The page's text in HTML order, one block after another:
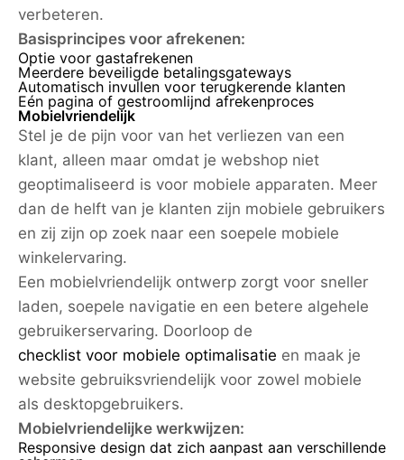
verbeteren.
Basisprincipes voor afrekenen:
Optie voor gastafrekenen
Meerdere beveiligde betalingsgateways
Automatisch invullen voor terugkerende klanten
Eén pagina of gestroomlijnd afrekenproces
Mobielvriendelijk
Stel je de pijn voor van het verliezen van een
klant, alleen maar omdat je webshop niet
geoptimaliseerd is voor mobiele apparaten. Meer
dan de helft van je klanten zijn mobiele gebruikers
en zij zijn op zoek naar een soepele mobiele
winkelervaring.
Een mobielvriendelijk ontwerp zorgt voor sneller
laden, soepele navigatie en een betere algehele
gebruikerservaring. Doorloop de
checklist voor mobiele optimalisatie en maak je
website gebruiksvriendelijk voor zowel mobiele
als desktopgebruikers.
Mobielvriendelijke werkwijzen:
Responsive design dat zich aanpast aan verschillende